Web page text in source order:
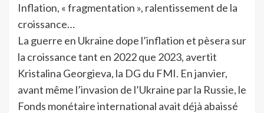
Inflation, « fragmentation », ralentissement de la
croissance…
La guerre en Ukraine dope l’inflation et pèsera sur
la croissance tant en 2022 que 2023, avertit
Kristalina Georgieva, la DG du FMI. En janvier,
avant même l’invasion de l’Ukraine par la Russie, le
Fonds monétaire international avait déjà abaissé